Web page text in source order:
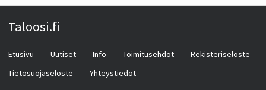
Taloosi.fi
Etusivu Uutiset Info Toimitusehdot
Rekisteriseloste
Tietosuojaseloste
Yhteystiedot